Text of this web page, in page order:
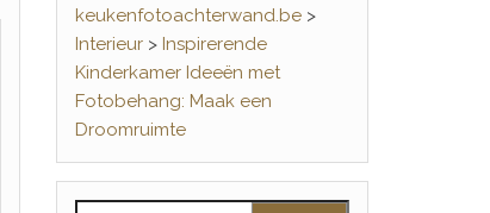
keukenfotoachterwand.be>
Interieur> Inspirerende
Kinderkamer Ideeën met
Fotobehang: Maak een
Droomruimte